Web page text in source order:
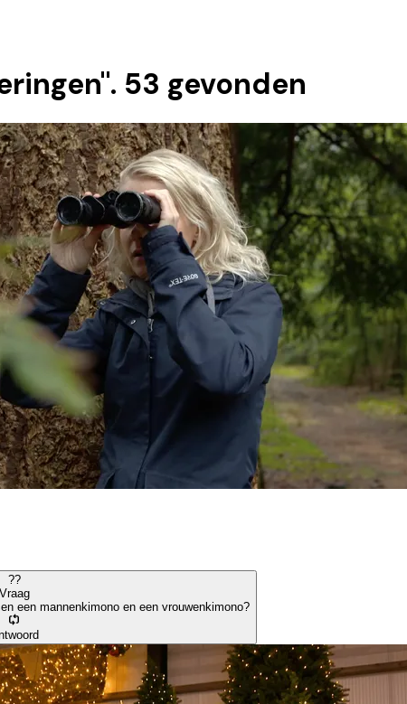
". 53 gevonden
??
Vraag
een mannenkimono en een vrouwenkimono?